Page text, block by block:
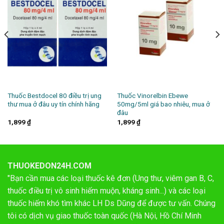
Thuốc Bestdocel 80 điều trị ung
thư mua ở đâu uy tín chính hãng
1,899₫
Thuốc Vinorelbin Ebewe
50mg/5ml giá bao nhiêu, mua ở
đâu
1,899₫
THUOKEDON24H.COM
"Bạn cần mua các loại thuốc kê đơn (Ung thư, viêm gan B, C,
thuốc điều trị vô sinh hiếm muộn, kháng sinh...) và các loại
thuốc hiếm khó tìm khác LH Ds Dũng để được tư vấn. Chúng
tôi có dịch vụ giao thuốc toàn quốc (Hà Nội, Hồ Chí Minh